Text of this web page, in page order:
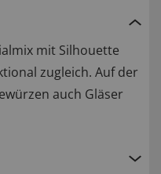
mit Silhouette
zugleich. Auf der
auch Gläser